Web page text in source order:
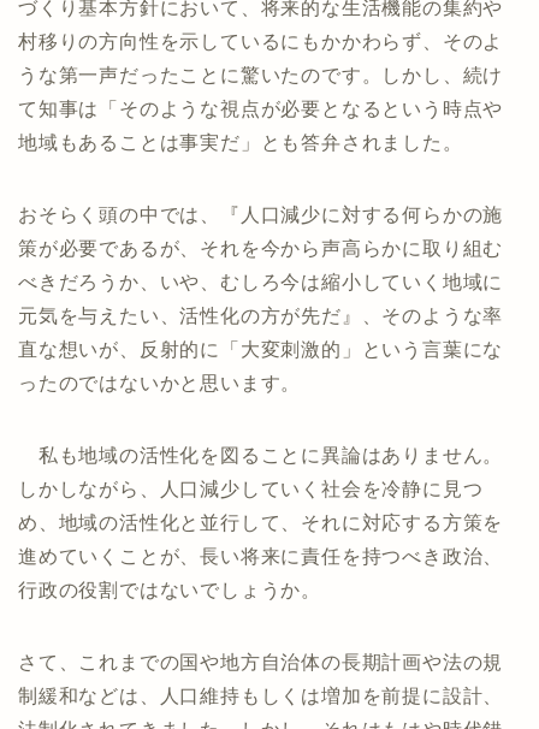
づくり基本方針において、将来的な生活機能の集約や
村移りの方向性を示しているにもかかわらず、そのよ
うな第一声だったことに驚いたのです。しかし、続け
て知事は「そのような視点が必要となるという時点や
地域もあることは事実だ」とも答弁されました。
おそらく頭の中では、『人口減少に対する何らかの施
策が必要であるが、それを今から声高らかに取り組む
べきだろうか、いや、むしろ今は縮小していく地域に
元気を与えたい、活性化の方が先だ』、そのような率
直な想いが、反射的に「大変刺激的」という言葉にな
ったのではないかと思います。
私も地域の活性化を図ることに異論はありません。
しかしながら、人口減少していく社会を冷静に見つ
め、地域の活性化と並行して、それに対応する方策を
進めていくことが、長い将来に責任を持つべき政治、
行政の役割ではないでしょうか。
さて、これまでの国や地方自治体の長期計画や法の規
制緩和などは、人口維持もしくは増加を前提に設計、